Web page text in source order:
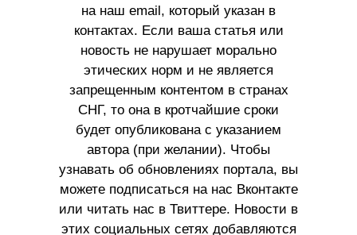
на наш email, который указан в
контактах. Если ваша статья или
новость не нарушает морально
этических норм и не является
запрещенным контентом в странах
СНГ, то она в кротчайшие сроки
будет опубликована с указанием
автора (при желании). Чтобы
узнавать об обновлениях портала, вы
можете подписаться на нас Вконтакте
или читать нас в Твиттере. Новости в
этих социальных сетях добавляются